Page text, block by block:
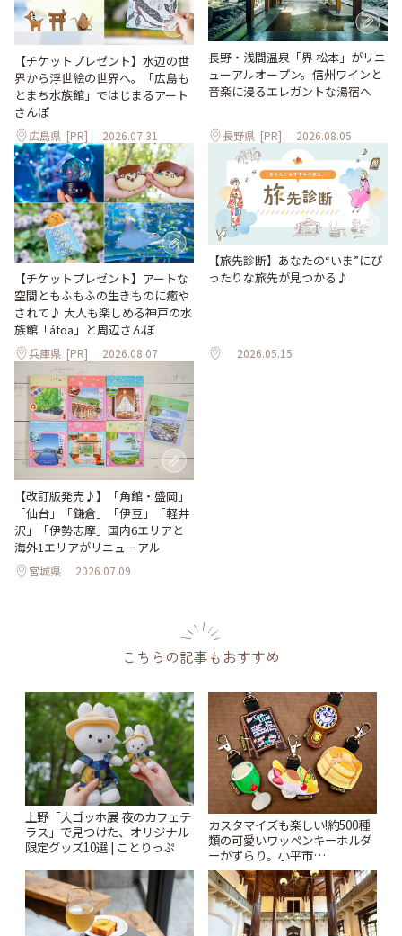
【チケットプレゼント】水辺の世
界から浮世絵の世界へ。「広島も
とまち水族館」ではじまるアート
さんぽ
広島県 [PR] 2026.07.31
長野・浅間温泉「界 松本」がリニ
ューアルオープン。信州ワインと
音楽に浸るエレガントな湯宿へ
長野県 [PR] 2026.08.05
【チケットプレゼント】アートな
空間ともふもふの生きものに癒や
されて♪ 大人も楽しめる神戸の水
族館「átoa」と周辺さんぽ
兵庫県 [PR] 2026.08.07
【旅先診断】あなたの“いま”にぴ
ったりな旅先が見つかる♪
2026.05.15
【改訂版発売♪】「角館・盛岡」
「仙台」「鎌倉」「伊豆」「軽井
沢」「伊勢志摩」国内6エリアと
海外1エリアがリニューアル
宮城県 2026.07.09
こちらの記事もおすすめ
上野「大ゴッホ展 夜のカフェテ
ラス」で見つけた、オリジナル
限定グッズ10選 | ことりっぷ
カスタマイズも楽しい!約500種
類の可愛いワッペンキーホルダ
ーがずらり。小平市
「Kimamaya T&K」 | ことりっ
ぷ